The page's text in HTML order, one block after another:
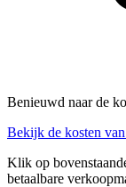
Benieuwd naar de
Bekijk de kosten
Klik op
betaalbare